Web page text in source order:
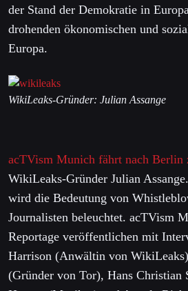
der Stand der Demokratie in
drohenden ökonomischen und
Europa.
WikiLeaks-Gründer: Julian Assange
acTVism Munich fährt nach Berlin
WikiLeaks-Gründer Julian
wird die Bedeutung von
Journalisten beleuchtet. acTVism
Reportage veröffentlichen mit
Harrison (Anwältin von
(Gründer von Tor), Hans Christian